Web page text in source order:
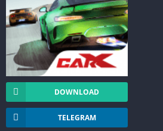
DOWNLOAD
TELEGRAM